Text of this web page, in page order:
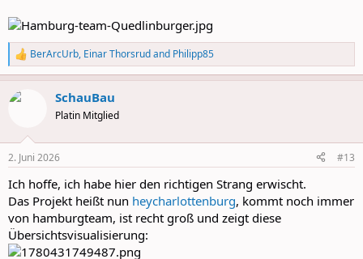
R
e
a
c
s
BerArcUrb, Einar Thorsrudand Philipp85
SchauBau
Platin Mitglied
2. Juni 2026 #13
Ich hoffe, ich habe hier den richtigen Strang erwischt.
Das Projekt heißt nun heycharlottenburg, kommt noch immer
von hamburgteam, ist recht groß und zeigt diese
Übersichtsvisualisierung: